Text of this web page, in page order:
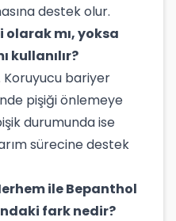
destek olur.
olarak mı, yoksa
kullanılır?
Koruyucu bariyer
pişiği önlemeye
durumunda ise
sürecine destek
ile Bepanthol
fark nedir?